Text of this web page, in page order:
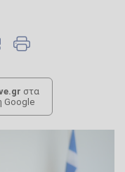
στα
Google